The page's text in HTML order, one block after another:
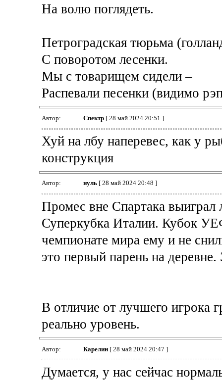
На волю поглядеть.
Петроградская тюрьма
С поворотом лесенки.
Мы с товарищем сидели –
Распевали песенки (видимо
Автор: Спектр[ 28 май 2024 20:51 ]
Хуй на лбу наперевес, как у
конструкция
Автор: нуль[ 28 май 2024 20:48 ]
Промес вне Спартака
Суперкубка Италии. Кубок
чемпионате мира ему и не
это первый парень на
В отличие от лучшего игрока
реально уровень.
Автор: Карелин[ 28 май 2024 20:47 ]
Думается, у нас сейчас